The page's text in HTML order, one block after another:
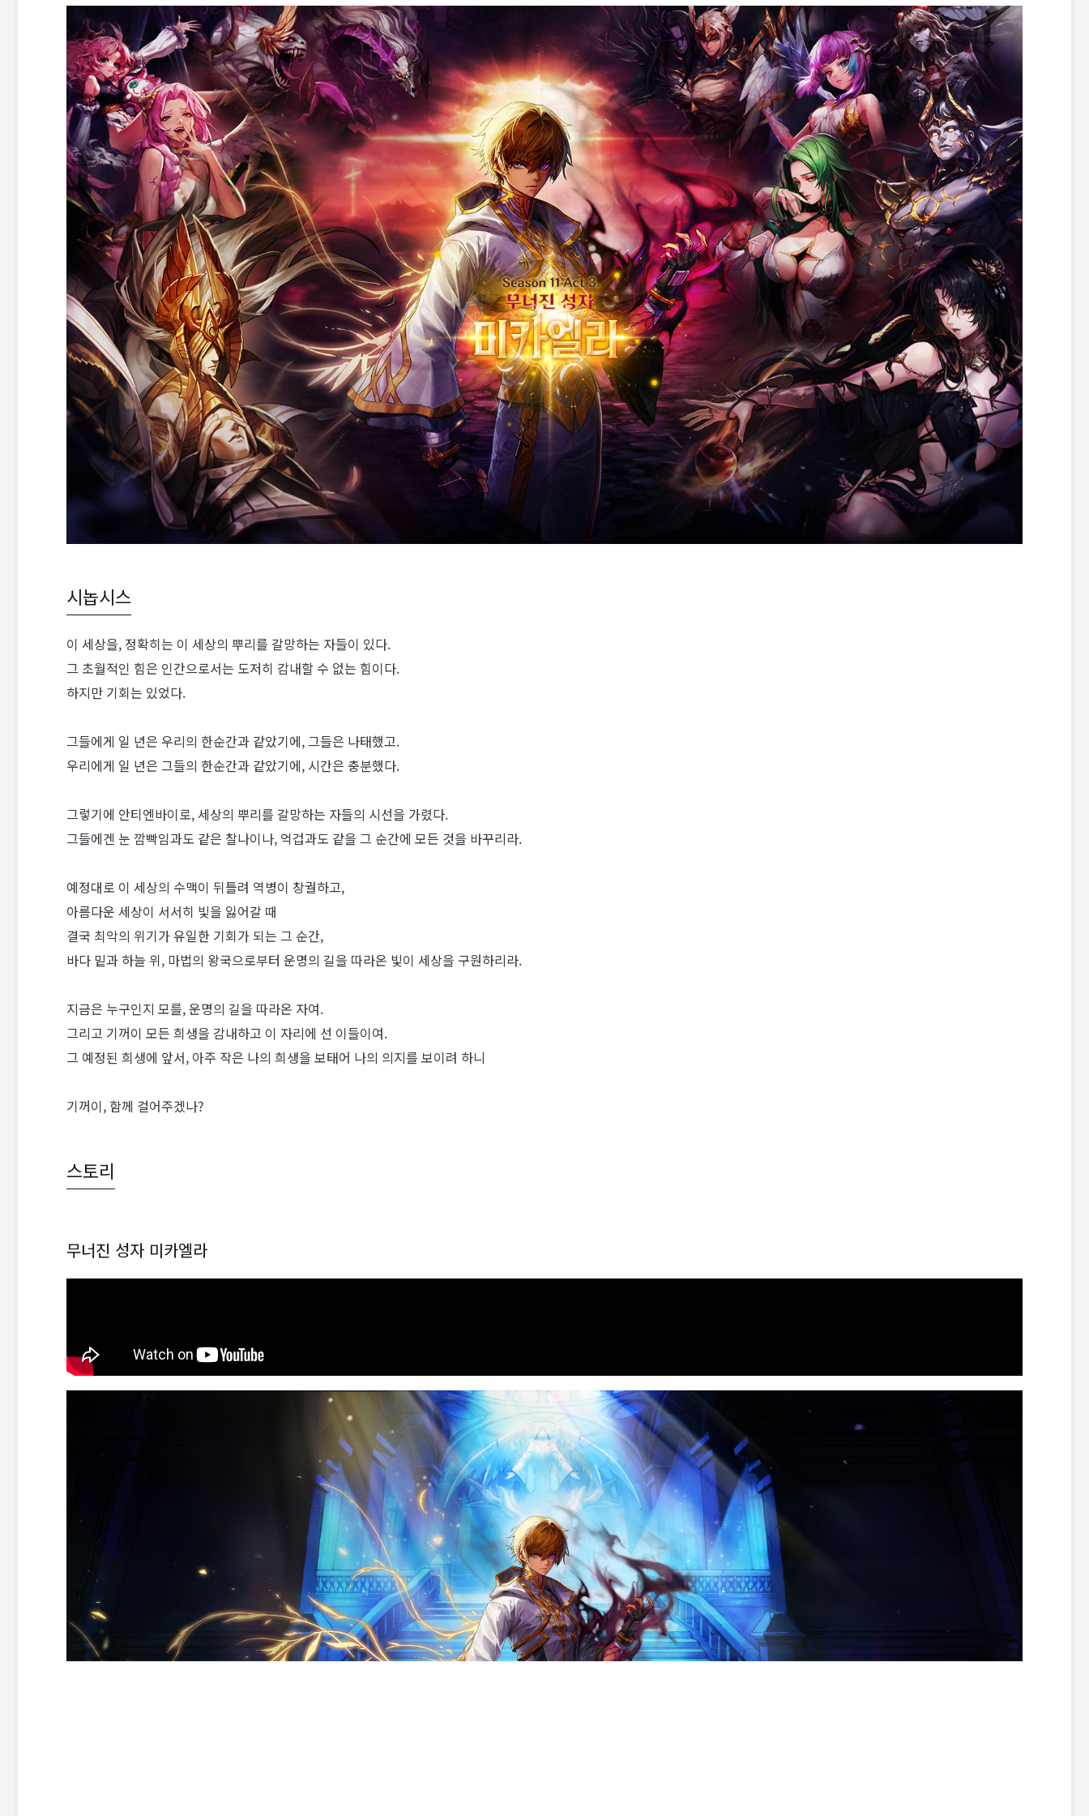
시놉시스
이 세상을, 정확히는 이 세상의 뿌리를 갈망하는 자들이 있다.
그 초월적인 힘은 인간으로서는 도저히 감내할 수 없는 힘이다.
하지만 기회는 있었다.
그들에게 일 년은 우리의 한순간과 같았기에, 그들은 나태했고.
우리에게 일 년은 그들의 한순간과 같았기에, 시간은 충분했다.
그렇기에 안티엔바이로, 세상의 뿌리를 갈망하는 자들의 시선을 가렸다.
그들에겐 눈 깜빡임과도 같은 찰나이나, 억겁과도 같을 그 순간에 모든 것을 바꾸리라.
예정대로 이 세상의 수맥이 뒤틀려 역병이 창궐하고,
아름다운 세상이 서서히 빛을 잃어갈 때
결국 최악의 위기가 유일한 기회가 되는 그 순간,
바다 밑과 하늘 위, 마법의 왕국으로부터 운명의 길을 따라온 빛이 세상을 구원하리라.
지금은 누구인지 모를, 운명의 길을 따라온 자여.
그리고 기꺼이 모든 희생을 감내하고 이 자리에 선 이들이여.
그 예정된 희생에 앞서, 아주 작은 나의 희생을 보태어 나의 의지를 보이려 하니
기꺼이, 함께 걸어주겠나?
스토리
무너진 성자 미카엘라